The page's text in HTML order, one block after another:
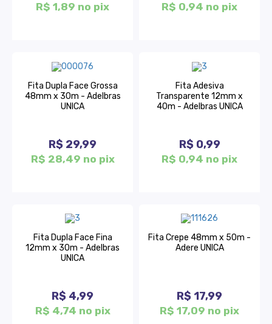
R$ 1,89 no pix R$ 0,94 no pix
Fita Dupla Face Grossa
48mm x 30m - Adelbras
UNICA
R$ 29,99
R$ 28,49 no pix
Fita Adesiva
Transparente 12mm x
40m - Adelbras UNICA
R$ 0,99
R$ 0,94 no pix
Fita Dupla Face Fina
12mm x 30m - Adelbras
UNICA
R$ 4,99
R$ 4,74 no pix
Fita Crepe 48mm x 50m -
Adere UNICA
R$ 17,99
R$ 17,09 no pix